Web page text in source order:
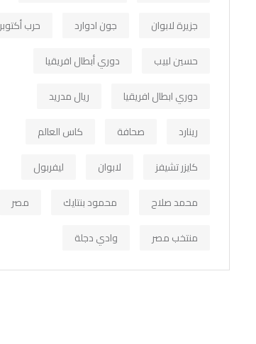
جزيرة لابوان
جون ادوارد
حرب أكتوبر
حسين لبيب
دوري أبطال افريقيا
دوري ابطال افريقيا
ريال مدريد
رينارد
صحافة
كاس العالم
كايزر تشيفز
لابوان
ليفربول
محمد صلاح
محمود بنتايك
مصر
منتخب مصر
وادي دجلة